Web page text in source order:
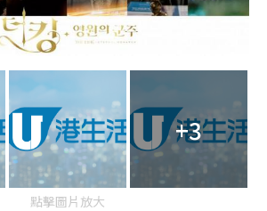
+3
點擊圖片放大